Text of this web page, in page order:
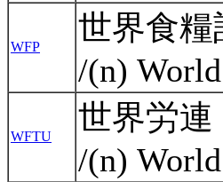
WFP
世界食
/(n)
WFTU
世界労
/(n)